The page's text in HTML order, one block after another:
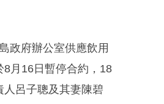
政府辦公室供應飲用
月16日暫停合約，18
呂子聰及其妻陳碧